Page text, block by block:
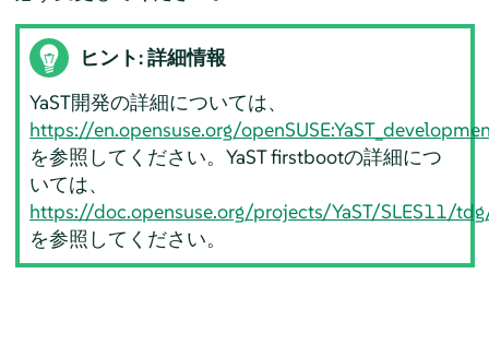
ヒント: 詳細情報
YaST開発の詳細については、
https://en.opensuse.org/
を参照してください。YaST firstbootの詳細につ
いては、
https://doc.opensuse.org/projects/YaST/SLES11/
を参照してください。